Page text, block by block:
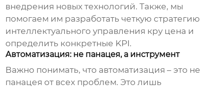
внедрения новых технологий. Также, мы
помогаем им разработать четкую стратегию
интеллектуального управления кру цена и
определить конкретные KPI.
Автоматизация: не панацея, а инструмент
Важно понимать, что автоматизация – это не
панацея от всех проблем. Это лишь